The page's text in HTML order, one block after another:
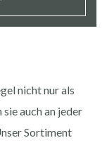
nicht nur als
auch an jeder
Sortiment